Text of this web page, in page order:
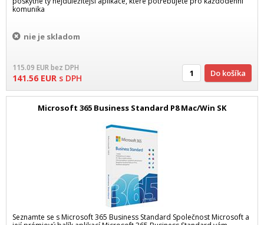
komunika
nie je skladom
115.09 EURbez DPH
141.56 EUR s DPH Do košíka
Microsoft 365 Business Standard P8 Mac/Win SK
Seznamte se s Microsoft 365 Business Standard Společnost Microsoft a